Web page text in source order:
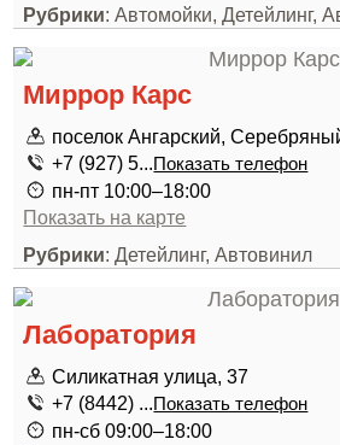
Рубрики: Автомойки, Детейлинг,
Миррор Карс
поселок Ангарский,
+7 (927) 5...Показать телефон
пн-пт 10:00–18:00
Показать на карте
Рубрики: Детейлинг, Автовинил
Лаборатория
Силикатная улица, 37
+7 (8442) ...Показать телефон
пн-сб 09:00–18:00